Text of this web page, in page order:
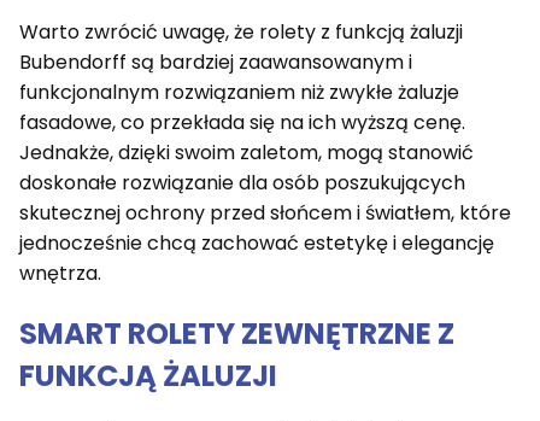
Warto zwrócić uwagę, że rolety z funkcją żaluzji
Bubendorff są bardziej zaawansowanym i
funkcjonalnym rozwiązaniem niż zwykłe żaluzje
fasadowe, co przekłada się na ich wyższą cenę.
Jednakże, dzięki swoim zaletom, mogą stanowić
doskonałe rozwiązanie dla osób poszukujących
skutecznej ochrony przed słońcem i światłem, które
jednocześnie chcą zachować estetykę i elegancję
wnętrza.
SMART ROLETY ZEWNĘTRZNE Z
FUNKCJĄ ŻALUZJI